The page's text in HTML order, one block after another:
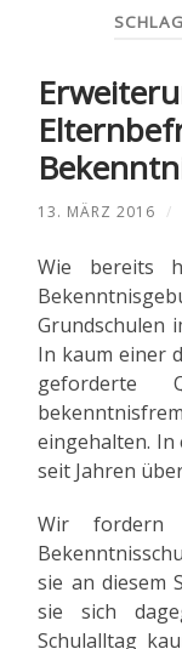
13. MÄRZ 2016 /
Wie bereits
Grundschulen
In kaum einer
geforderte
eingehalten. In
seit Jahren
Wir fordern
sie an diesem
sie sich
Schulalltag